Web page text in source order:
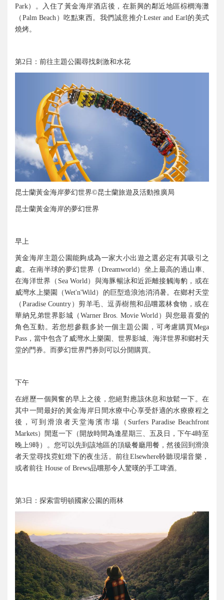
Park）。入住了黃金海岸酒店後，在新興的鄰近地區棕櫚海灘
（ Palm Beach ）吃點東西。我們誠意推介Lester and Earl 的美式
燒烤。
第2 日：前往主題公園尋找刺激和水花
昆士蘭黃金海岸夢幻世界©昆士蘭旅遊及活動推廣局
昆士蘭黃金海岸的夢幻世界
早上
黃金海岸主題公園能夠成為一家大小出遊之選必定有其吸引之
處。在南半球的夢幻世界（ Dreamworld）坐上最高的過山車、
在海洋世界（ Sea World ）與海豚暢泳和近距離接觸海豹，或在
威灣水上樂園（Wet'n'Wild ）的巨型造浪池消消暑。在鄉村天堂
（ Paradise Country ）剪羊毛、逗弄樹熊和品嚐叢林食物，或在
華納兄弟世界影城（ Warner Bros. Movie World ）與您最喜愛的
角色互動。若您想參觀多於一個主題公園，可考慮購買Mega
Pass ，當中包含了威灣水上樂園、世界影城、海洋世界和鄉村天
堂的門券。而夢幻世界門券則可以分開購買。
下午
在經歷一個興奮的早上之後，您絕對應該休息和放鬆一下。在
其中一間最好的黃金海岸日間水療中心享受舒適的水療療程之
後，可到滑浪者天堂海濱市場（ Surfers Paradise Beachfront
Markets）閒逛一下（開放時間為逢星期三、五及日，下午4時至
晚上9時）。您可以先到該地區的頂級餐廳用餐，然後回到滑浪
者天堂尋找霓虹燈下的夜生活。前往Elsewhere聆聽現場音樂，
或者前往 House of Brews品嚐那令人驚嘆的手工啤酒。
第3日：探索雷明頓國家公園的雨林